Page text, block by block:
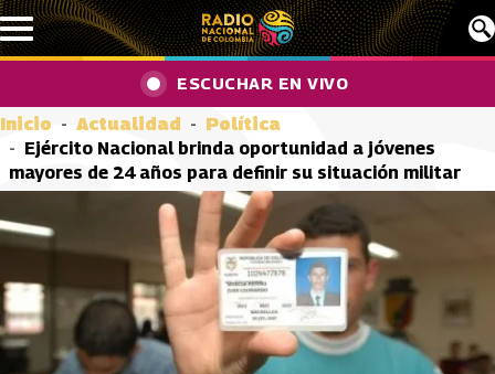
Pasar al contenido principal
ESCUCHAR EN VIVO
Inicio Actualidad
Política
Ejército Nacional brinda oportunidad a jóvenes
mayores de 24 años para definir su situación militar